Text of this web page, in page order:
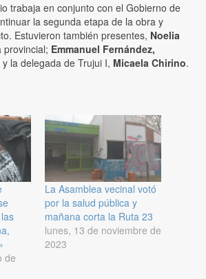
trabaja en conjunto con el Gobierno de
la segunda etapa de la obra y
Estuvieron también presentes, Noelia
provincial; Emmanuel Fernández,
la delegada de Trujui I, Micaela Chirino.
de
La Asamblea vecinal votó
por la salud pública y
mañana corta la Ruta 23
lunes, 13 de noviembre de
2023